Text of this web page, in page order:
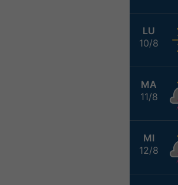
LU
10/8
MA
11/8
MI
12/8